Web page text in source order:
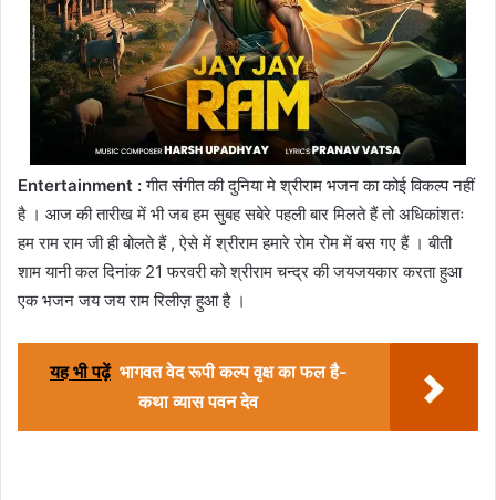
Entertainment :गीत संगीत की दुनिया मे श्रीराम भजन का कोई विकल्प नहीं
है । आज की तारीख में भी जब हम सुबह सबेरे पहली बार मिलते हैं तो अधिकांशतः
हम राम राम जी ही बोलते हैं , ऐसे में श्रीराम हमारे रोम रोम में बस गए हैं । बीती
शाम यानी कल दिनांक 21 फरवरी को श्रीराम चन्द्र की जयजयकार करता हुआ
एक भजन जय जय राम रिलीज़ हुआ है ।
यह भी पढ़ें भागवत वेद रूपी कल्प वृक्ष का फल है-
कथा व्यास पवन देव